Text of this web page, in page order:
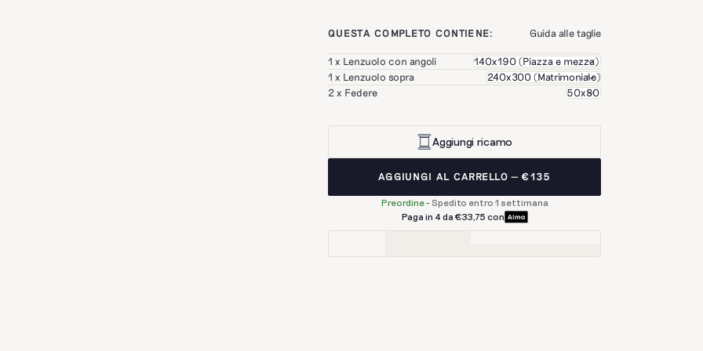
QUESTA COMPLETO CONTIENE: Guida alle taglie
1 x Lenzuolo con angoli
1 x Lenzuolo sopra
2 x Federe
Aggiungi ricamo
AGGIUNGI AL CARRELLO €135
Preordine- Spedito entro 1 settimana
Paga in 4 da €33,75 con